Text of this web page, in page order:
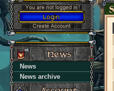
News
News archive